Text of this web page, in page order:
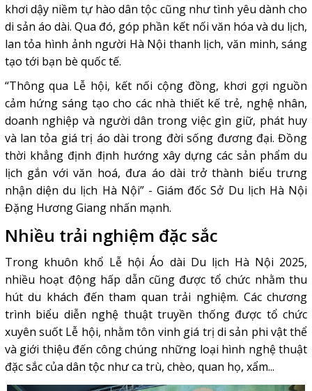
khơi dậy niềm tự hào dân tộc cũng như tình yêu dành cho
di sản áo dài. Qua đó, góp phần kết nối văn hóa và du lịch,
lan tỏa hình ảnh người Hà Nội thanh lịch, văn minh, sáng
tạo tới bạn bè quốc tế.
“Thông qua Lễ hội, kết nối cộng đồng, khơi gợi nguồn
cảm hứng sáng tạo cho các nhà thiết kế trẻ, nghệ nhân,
doanh nghiệp và người dân trong việc gìn giữ, phát huy
và lan tỏa giá trị áo dài trong đời sống đương đại. Đồng
thời khẳng định định hướng xây dựng các sản phẩm du
lịch gắn với văn hoá, đưa áo dài trở thành biểu trưng
nhận diện du lịch Hà Nội” - Giám đốc Sở Du lịch Hà Nội
Đặng Hương Giang nhấn mạnh.
Nhiều trải nghiệm đặc sắc
Trong khuôn khổ Lễ hội Áo dài Du lịch Hà Nội 2025,
nhiều hoạt động hấp dẫn cũng được tổ chức nhằm thu
hút du khách đến tham quan trải nghiệm. Các chương
trình biểu diễn nghệ thuật truyền thống được tổ chức
xuyên suốt Lễ hội, nhằm tôn vinh giá trị di sản phi vật thể
và giới thiệu đến công chúng những loại hình nghệ thuật
đặc sắc của dân tộc như ca trù, chèo, quan họ, xẩm...